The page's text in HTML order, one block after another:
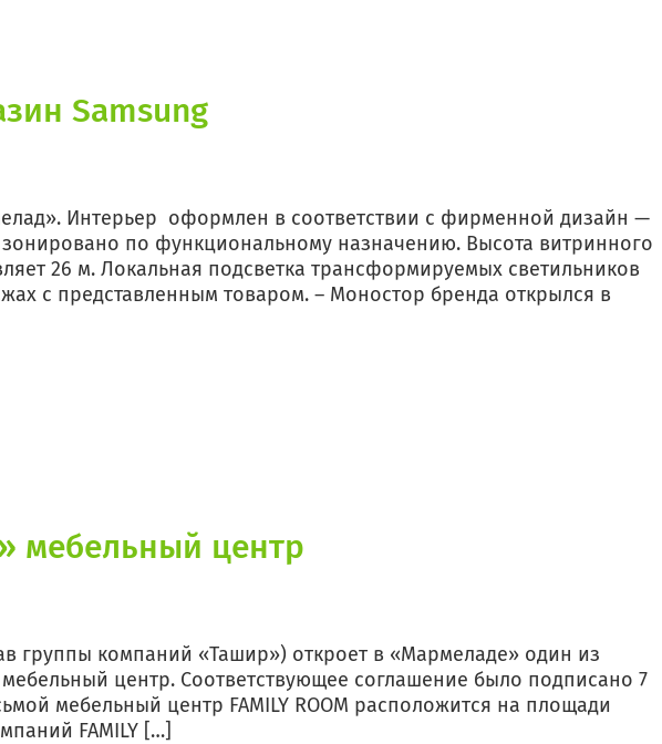
Samsung
Интерьер оформлен в соответствии с фирменной дизайн —
по функциональному назначению. Высота витринного
26 м. Локальная подсветка трансформируемых светильников
с представленным товаром. – Моностор бренда открылся в
мебельный центр
группы компаний «Ташир») откроет в «Мармеладе» один из
центр. Соответствующее соглашение было подписано 7
мебельный центр FAMILY ROOM расположится на площади
FAMILY […]